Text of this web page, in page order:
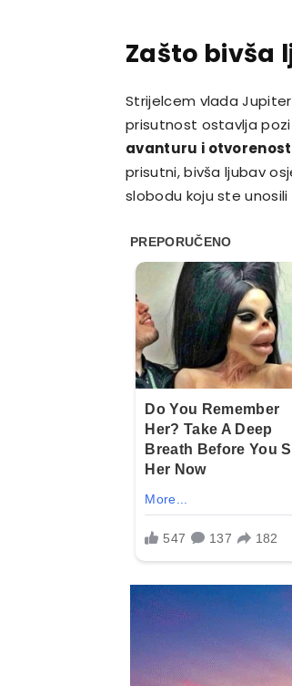
Zašto bivša
Strijelcem vlada
prisutnost ostavlja
avanturu i
prisutni, bivša ljubav
slobodu koju ste unosili